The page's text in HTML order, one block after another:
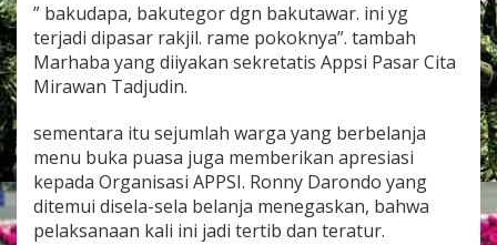
” bakudapa, bakutegor dgn bakutawar. ini yg
terjadi dipasar rakjil. rame pokoknya”. tambah
Marhaba yang diiyakan sekretatis Appsi Pasar Cita
Mirawan Tadjudin.
sementara itu sejumlah warga yang berbelanja
menu buka puasa juga memberikan apresiasi
kepada Organisasi APPSI. Ronny Darondo yang
ditemui disela-sela belanja menegaskan, bahwa
pelaksanaan kali ini jadi tertib dan teratur.